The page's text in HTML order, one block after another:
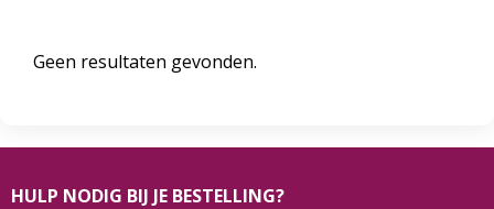
Geen resultaten gevonden.
HULP NODIG BIJ JE BESTELLING?